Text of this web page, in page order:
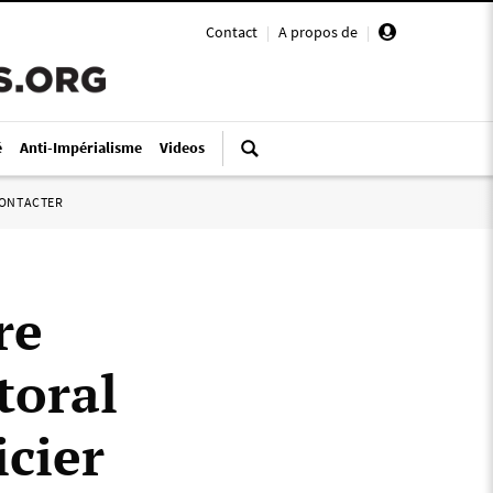
Contact | A propos de |
Anti-Impérialisme Videos